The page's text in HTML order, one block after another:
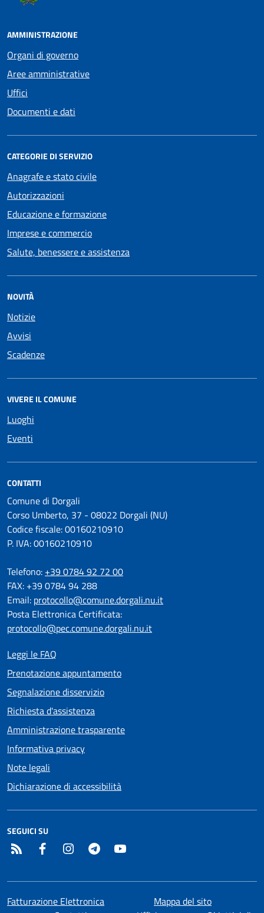
AMMINISTRAZIONE
Organi di governo
Aree amministrative
Uffici
Documenti e dati
CATEGORIE DI SERVIZIO
Anagrafe e stato civile
Autorizzazioni
Educazione e formazione
Imprese e commercio
Salute, benessere e assistenza
NOVITÀ
Notizie
Avvisi
Scadenze
VIVERE IL COMUNE
Luoghi
Eventi
CONTATTI
Comune di Dorgali
Corso Umberto, 37 - 08022 Dorgali (NU)
Codice fiscale: 00160210910
P. IVA: 00160210910
Telefono: +39 0784 92 72 00
FAX: +39 0784 94 288
Email: protocollo@comune.dorgali.nu.it
Posta Elettronica Certificata:
protocollo@pec.comune.dorgali.nu.it
Leggi le FAQ
Prenotazione appuntamento
Segnalazione disservizio
Richiesta d'assistenza
Amministrazione trasparente
Informativa privacy
Note legali
Dichiarazione di accessibilità
SEGUICI SU
RSS Facebook InstagramTelegram
Fatturazione Elettronica
Mappa del sito